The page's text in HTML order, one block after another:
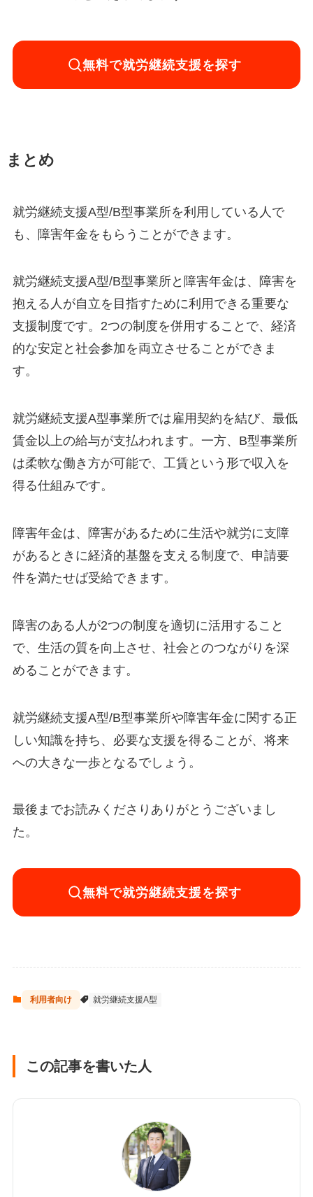
無料で就労継続支援を探す
まとめ
就労継続支援A型/B型事業所を利用している人で
も、障害年金をもらうことができます。
就労継続支援A型/B型事業所と障害年金は、障害を
抱える人が自立を目指すために利用できる重要な
支援制度です。2つの制度を併用することで、経済
的な安定と社会参加を両立させることができま
す。
就労継続支援A型事業所では雇用契約を結び、最低
賃金以上の給与が支払われます。一方、B型事業所
は柔軟な働き方が可能で、工賃という形で収入を
得る仕組みです。
障害年金は、障害があるために生活や就労に支障
があるときに経済的基盤を支える制度で、申請要
件を満たせば受給できます。
障害のある人が2つの制度を適切に活用すること
で、生活の質を向上させ、社会とのつながりを深
めることができます。
就労継続支援A型/B型事業所や障害年金に関する正
しい知識を持ち、必要な支援を得ることが、将来
への大きな一歩となるでしょう。
最後までお読みくださりありがとうございまし
た。
無料で就労継続支援を探す
利用者向け 就労継続支援A型
この記事を書いた人